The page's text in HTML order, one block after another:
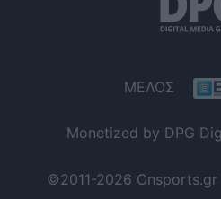
ΜΕΛΟΣ
Monetized by DPG
©2011-2026